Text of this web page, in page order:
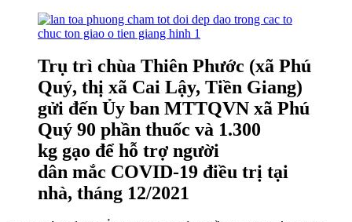
Trụ trì chùa Thiên Phước (xã Phú
Quý, thị xã Cai Lậy, Tiền Giang)
gửi đến Ủy ban MTTQVN xã Phú
Quý 90 phần thuốc và 1.300
kg gạo để hỗ trợ người
dân mắc COVID-19 điều trị tại
nhà, tháng 12/2021